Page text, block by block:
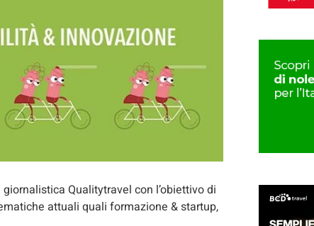
Qualitytravel con l’obiettivo di
attuali quali formazione & startup,